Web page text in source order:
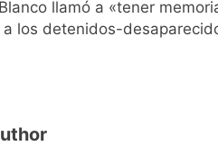
llamó a «tener
a los detenidos-